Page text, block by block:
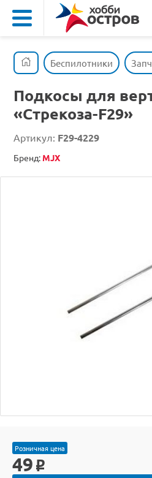
Беспилотники
Подкосы для
«Стрекоза-F29»
Артикул: F29-4229
Бренд: MJX
Розничная цена
49 o